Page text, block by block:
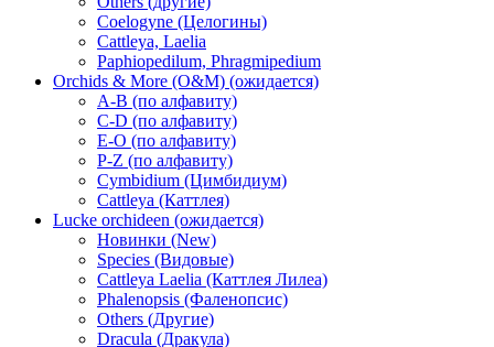
Coelogyne (Целогины)
Cattleya, Laelia
Paphiopedilum, Phragmipedium
Orchids & More (O&M) (ожидается)
A-B (по алфавиту)
C-D (по алфавиту)
E-O (по алфавиту)
P-Z (по алфавиту)
Cymbidium (Цимбидиум)
Cattleya (Каттлея)
Lucke orchideen (ожидается)
Новинки (New)
Species (Видовые)
Cattleya Laelia (Каттлея Лилеа)
Phalenopsis (Фаленопсис)
Others (Другие)
Dracula (Дракула)